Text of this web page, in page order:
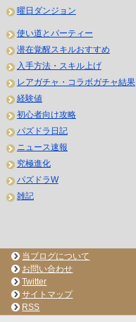
曜日ダンジョン
使い道とパーティー
潜在覚醒スキルおすすめ
入手方法・スキル上げ
レアガチャ・コラボガチャ結果
経験値
初心者向け攻略
パズドラ日記
ニュース速報
究極進化
パズドラW
雑記
当ブログについて
お問い合わせ
Twitter
サイトマップ
RSS